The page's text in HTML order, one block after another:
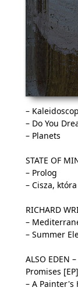
–
– Do You
– Planets
STATE OF
– Prolog
– Cisza,
RICHARD
–
– Summer
ALSO EDEN
Promises [EP]
– A Painter's